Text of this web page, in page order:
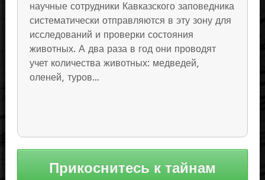
научные сотрудники Кавказского заповедника
систематически отправляются в эту зону для
исследований и проверки состояния
животных. А два раза в год они проводят
учет количества животных: медведей,
оленей, туров…
Навигация
Прикоснитесь к тайнам